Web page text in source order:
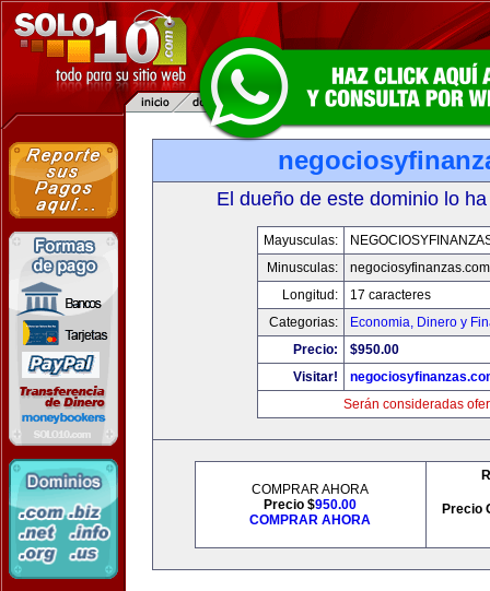
El dueño de este dominio lo
Mayusculas:
Minusculas:
negociosyfinanzas.com
Longitud:
17 caracteres
Categorias:
Economia, Dinero y
Precio:
$950.00
Visitar!
Serán consideradas
COMPRAR AHORA
Precio $950.00
COMPRAR AHORA
Precio